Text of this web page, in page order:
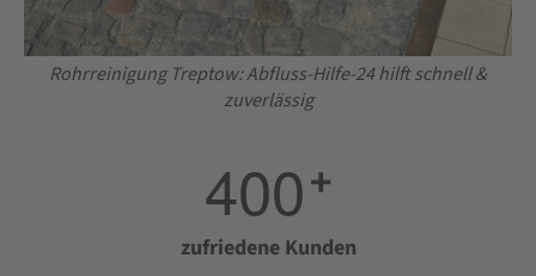
Rohrreinigung Treptow: Abfluss-Hilfe-24 hilft schnell &
zuverlässig
400+
zufriedene Kunden